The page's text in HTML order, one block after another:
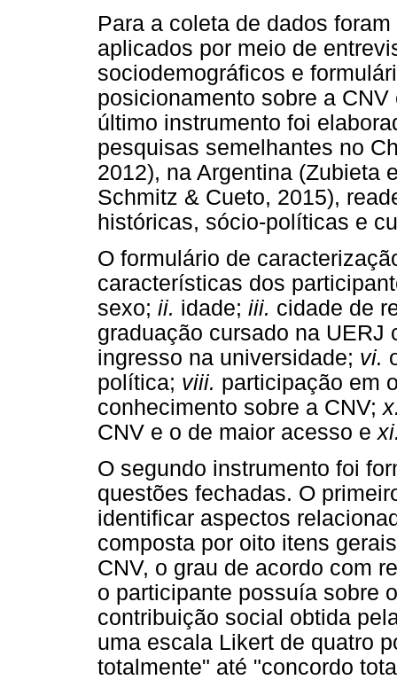
Para a coleta de dados
aplicados por meio de
sociodemográficos e
posicionamento sobre a
último instrumento foi
pesquisas semelhantes no
2012), na Argentina (Zubieta
Schmitz & Cueto, 2015),
históricas, sócio-políticas e
O formulário de
características dos
sexo; ii. idade; iii. cidade de
graduação cursado na UERJ
ingresso na universidade; vi.
política; viii. participação em
conhecimento sobre a CNV;
CNV e o de maior acesso e
O segundo instrumento foi
questões fechadas. O
identificar aspectos
composta por oito itens
CNV, o grau de acordo com
o participante possuía sobre
contribuição social obtida
uma escala Likert de quatro
totalmente" até "concordo